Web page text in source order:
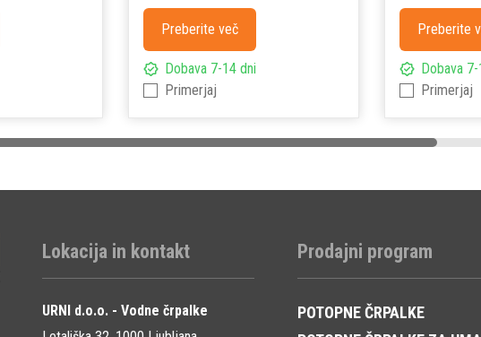
Preberite več
Dobava 7-14 dni
Primerjaj
Preberite
Dobava
Primerjaj
Lokacija in kontakt
URNI d.o.o. - Vodne črpalke
Prodajni program
POTOPNE ČRPALKE